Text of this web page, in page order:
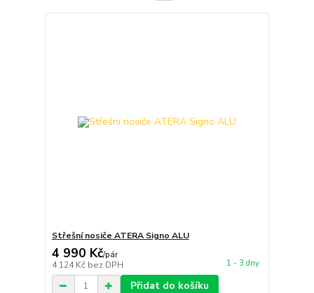
Střešní nosiče ATERA Signo ALU
4 990 Kč/pár
4 124 Kč bez DPH 1 - 3 dny
Přidat do košíku